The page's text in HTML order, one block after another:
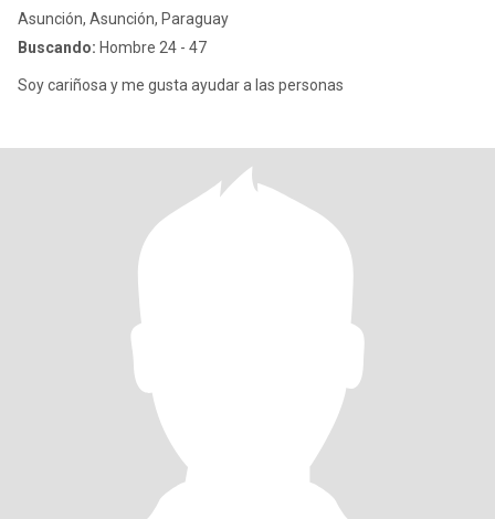
Asunción, Asunción, Paraguay
Buscando: Hombre 24 - 47
Soy cariñosa y me gusta ayudar a las personas